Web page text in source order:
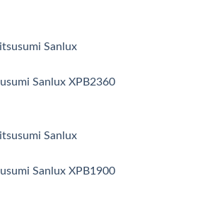
Sanlux XPB2360
Sanlux XPB1900